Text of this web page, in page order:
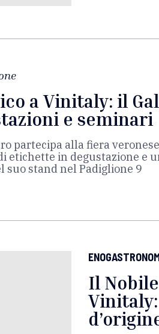
a Vinitaly: il
e seminari
partecipa alla fiera veronese
etichette in degustazione e
suo stand nel Padiglione 9
Il